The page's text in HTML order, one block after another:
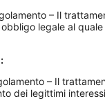
– Il
legale al
– Il
dei legittimi